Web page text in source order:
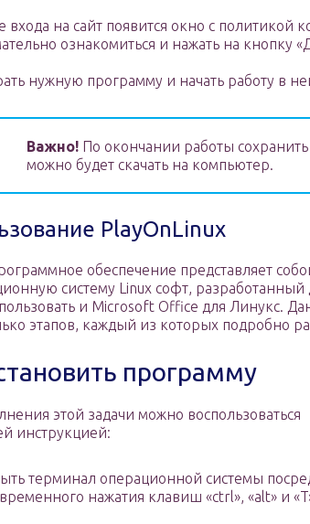
входа на сайт появится окно с
ознакомиться и нажать на кнопку
нужную программу и начать работу в
Важно! По окончании работы
можно будет скачать на компьютер.
PlayOnLinux
обеспечение представляет
систему Linux софт,
и Microsoft Office для Линукс.
этапов, каждый из которых подробно
программу
этой задачи можно воспользоваться
инструкцией:
терминал операционной системы
нажатия клавиш «ctrl», «alt» и